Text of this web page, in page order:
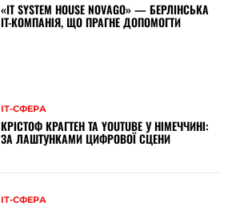
«IT SYSTEM HOUSE NOVAGO» — БЕРЛІНСЬКА
IT-КОМПАНІЯ, ЩО ПРАГНЕ ДОПОМОГТИ
ІТ-СФЕРА
КРІСТОФ КРАГТЕН ТА YOUTUBE У НІМЕЧЧИНІ:
ЗА ЛАШТУНКАМИ ЦИФРОВОЇ СЦЕНИ
ІТ-СФЕРА